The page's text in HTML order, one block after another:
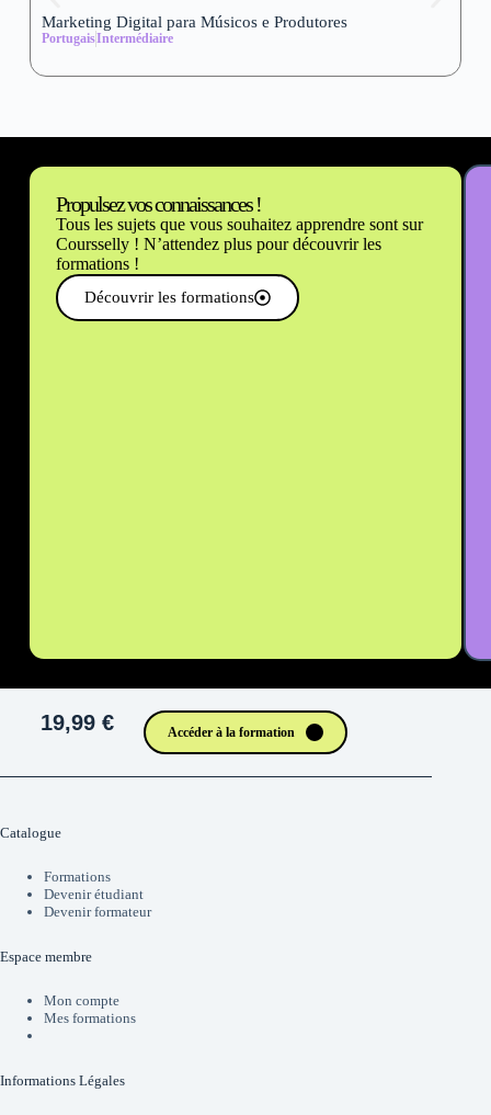
Marketing Digital para Músicos e Produtores
PortugaisIntermédiaire
Propulsez vos connaissances !
Tous les sujets que vous souhaitez apprendre sont sur
Coursselly ! N’attendez plus pour découvrir les
formations !
Découvrir les formations
19,99 € Accéder à la formation
Catalogue
Formations
Devenir étudiant
Devenir formateur
Espace membre
Mon compte
Mes formations
Informations Légales